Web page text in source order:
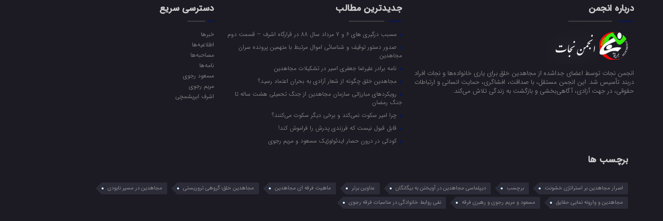
درباره انجمن
انجمن نجات توسط اعضای جداشده از مجاهدین خلق برای یاری خانواده‌ها و نجات افراد
دربند تأسیس شد. این انجمن مستقل، با صداقت، افشاگری، حمایت انسانی و ارتباطات
حقوقی، در جهت آزادی، آگاهی‌بخشی و بازگشت به زندگی تلاش می‌کند.
جدیدترین مطالب
مسبب درگیری های 6 و 7 مرداد سال 88 در قرارگاه اشرف – قسمت دوم
صدور دستور توقیف و شناسائی اموال مرتبط با متهمین پرونده سران
مجاهدین
نامه برادر علیرضا جعفری اسیر در تشکیلات مجاهدین
مجاهدین خلق چگونه از شعار آزادی به بحران اعتماد رسید؟
رویکرد‌های مبارزاتی سازمان مجاهدین از جنگ تحمیلی هشت ساله تا
جنگ رمضان
چرا امیر سکوت نمی‌کند و برخی دیگر سکوت می‌کنند؟
قابل قبول نیست که فرزندی پدرش را فراموش کند!
کودکی در درون حصار ایدئولوژیک مسعود و مریم رجوی
دسترسی سریع
خبرها
اطلاعیه‌ها
مصاحبه‌ها
نامه‌ها
مسعود رجوی
مریم رجوی
اشرف ابریشمچی
برچسب ها
اصرار مجاهدین بر استراتژی خشونت برچسب دیپلماسی مجاهدین در آویختن به بیگانگان عناوین برتر ماهیت فرقه ای مجاهدین مجاهدین خلق؛ گروهی تروریستی
مجاهدین در مسیر نابودی
مجاهدین و وارونه نمایی حقایق
مسعود و مریم رجوی و رهبری فرقه نفی روابط خانوادگی در مناسبات فرقه رجوی